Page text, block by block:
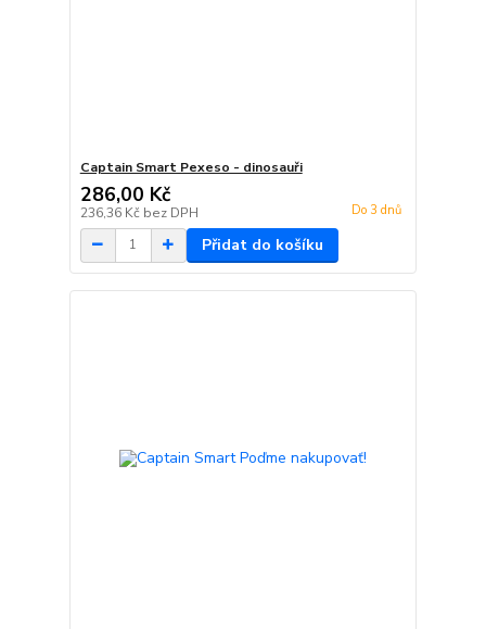
Captain Smart Pexeso - dinosauři
286,00 Kč
236,36 Kč bez DPH Do 3 dnů
Přidat do košíku